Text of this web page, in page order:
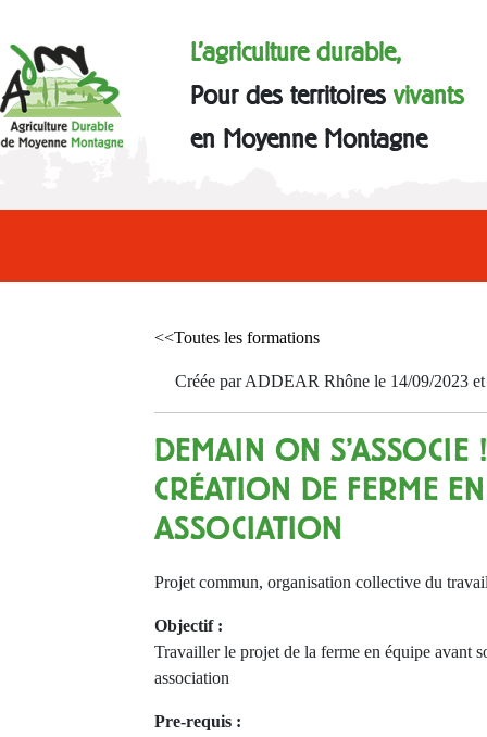
L'agriculture durable,
Pour des territoiresvivants
en Moyenne Montagne
<<Toutes les formations
Créée par ADDEAR Rhône le 14/09/2023 et
DEMAIN ON S'ASSOCIE
CRÉATION DE FERME EN
ASSOCIATION
Projet commun, organisation collective du
Objectif :
Travailler le projet de la ferme en équipe avant
association
Pre-requis :